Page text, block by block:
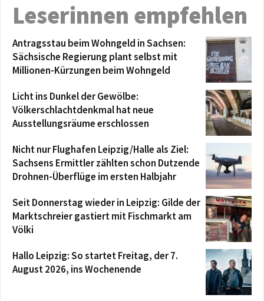
Leserinnen empfehlen
Antragsstau beim Wohngeld in Sachsen:
Sächsische Regierung plant selbst mit
Millionen-Kürzungen beim Wohngeld
Licht ins Dunkel der Gewölbe:
Völkerschlachtdenkmal hat neue
Ausstellungsräume erschlossen
Nicht nur Flughafen Leipzig/Halle als Ziel:
Sachsens Ermittler zählten schon Dutzende
Drohnen-Überflüge im ersten Halbjahr
Seit Donnerstag wieder in Leipzig: Gilde der
Marktschreier gastiert mit Fischmarkt am
Völki
Hallo Leipzig: So startet Freitag, der 7.
August 2026, ins Wochenende